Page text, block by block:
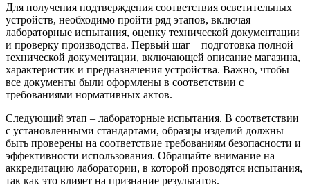
Для получения подтверждения соответствия осветительных
устройств, необходимо пройти ряд этапов, включая
лабораторные испытания, оценку технической документации
и проверку производства. Первый шаг – подготовка полной
технической документации, включающей описание магазина,
характеристик и предназначения устройства. Важно, чтобы
все документы были оформлены в соответствии с
требованиями нормативных актов.
Следующий этап – лабораторные испытания. В соответствии
с установленными стандартами, образцы изделий должны
быть проверены на соответствие требованиям безопасности и
эффективности использования. Обращайте внимание на
аккредитацию лаборатории, в которой проводятся испытания,
так как это влияет на признание результатов.